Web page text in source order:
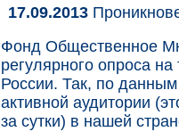
17.09.2013
Фонд Общественное
регулярного опроса
России. Так, по
активной аудитории
за сутки) в нашей